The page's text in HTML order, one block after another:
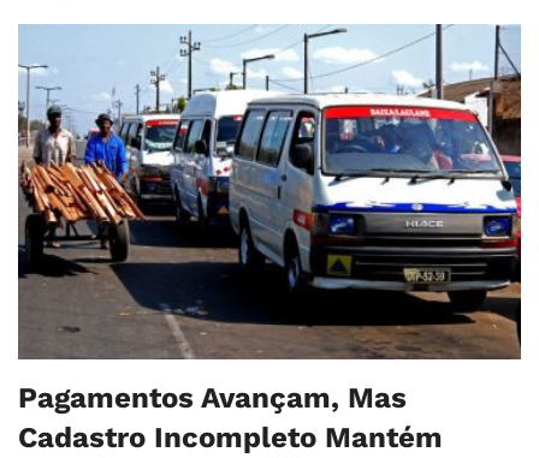
Pagamentos Avançam, Mas
Cadastro Incompleto Mantém